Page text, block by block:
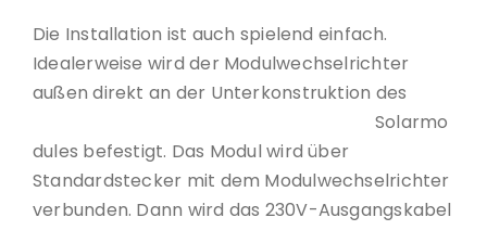
Die Installation ist auch spielend einfach.
Idealerweise wird der Modulwechselrichter
außen direkt an der Unterkonstruktion des
Solarmo
dules befestigt. Das Modul wird über
Standardstecker mit dem Modulwechselrichter
verbunden. Dann wird das 230V-Ausgangskabel